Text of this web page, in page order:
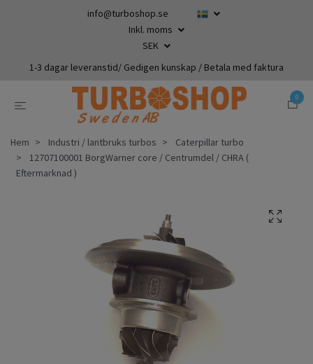
info@turboshop.se
Inkl. moms
SEK
1-3 dagar leveranstid/ Gedigen kunskap / Betala med faktura
0
Hem Industri / lantbruks turbos
Caterpillar turbo
12707100001 BorgWarner core / Centrumdel / CHRA (
Eftermarknad )